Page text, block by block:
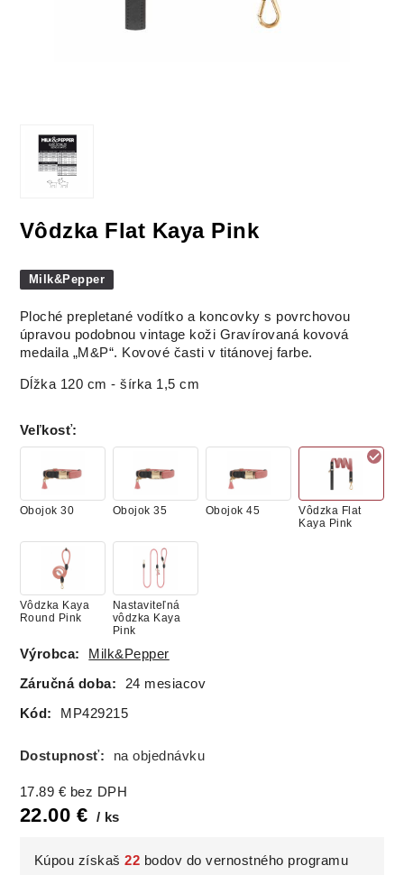
Vôdzka Flat Kaya Pink
Milk&Pepper
Ploché prepletané vodítko a koncovky s povrchovou
úpravou podobnou vintage koži Gravírovaná kovová
medaila „M&P“. Kovové časti v titánovej farbe.
Dĺžka 120 cm - šírka 1,5 cm
Veľkosť:
Obojok 30 Obojok 35 Obojok 45
Vôdzka Flat
Kaya Pink
Vôdzka Kaya
Round Pink
Nastaviteľná
vôdzka Kaya
Pink
Výrobca: Milk&Pepper
Záručná doba: 24 mesiacov
Kód: MP429215
Dostupnosť: na objednávku
17.89 € bez DPH
22.00 € ks
Kúpou získaš22 bodov do vernostného programu